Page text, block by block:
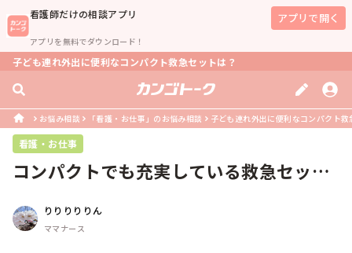
看護師だけの相談アプリ
アプリを無料でダウンロード！
アプリで開く
子ども連れ外出に便利なコンパクト救急セットは？
お悩み相談 「看護・お仕事」のお悩み相談 子ども連れ外出に便利なコンパクト
看護・お仕事
コンパクトでも充実している救急セット
りりりりりん
ママナース